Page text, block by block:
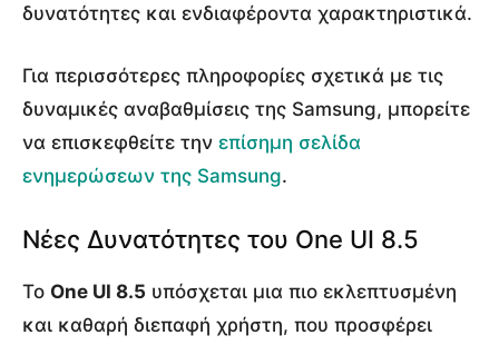
δυνατότητες και ενδιαφέροντα χαρακτηριστικά.
Για περισσότερες πληροφορίες σχετικά με τις
δυναμικές αναβαθμίσεις της Samsung, μπορείτε
να επισκεφθείτε την επίσημη σελίδα
ενημερώσεων της Samsung.
Νέες Δυνατότητες του One UI 8.5
Το One UI 8.5 υπόσχεται μια πιο εκλεπτυσμένη
και καθαρή διεπαφή χρήστη, που προσφέρει